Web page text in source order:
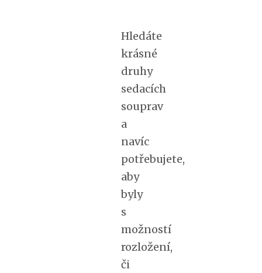
Hledáte
krásné
druhy
sedacích
souprav
a
navíc
potřebujete,
aby
byly
s
možností
rozložení,
či